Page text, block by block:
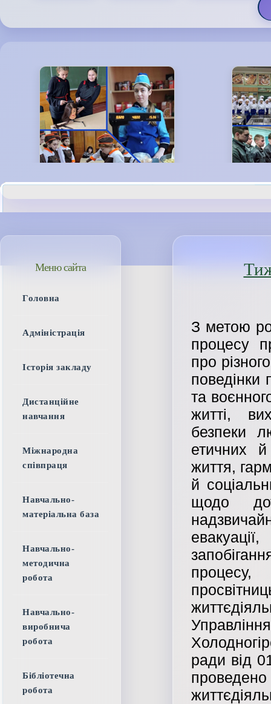
З метою
процесу
про
поведінки
та
житті,
безпеки
етичних
життя,
й
щодо
ради від
Меню сайта
Головна
Адміністрація
Історія закладу
Дистанційне
навчання
Міжнародна
співпраця
Навчально-
матеріальна база
Навчально-
методична
робота
Навчально-
виробнича
робота
Бібліотечна
робота